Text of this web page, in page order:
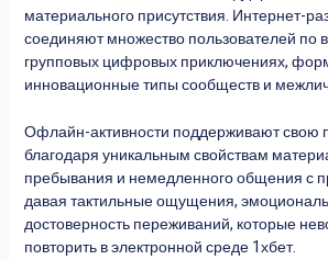
материального присутствия. Интернет-
соединяют множество пользователей по
групповых цифровых приключениях,
инновационные типы сообществ и
Офлайн-активности поддерживают свою
благодаря уникальным свойствам
пребывания и немедленного общения с
давая тактильные ощущения,
достоверность переживаний, которые
повторить в электронной среде 1хбет.